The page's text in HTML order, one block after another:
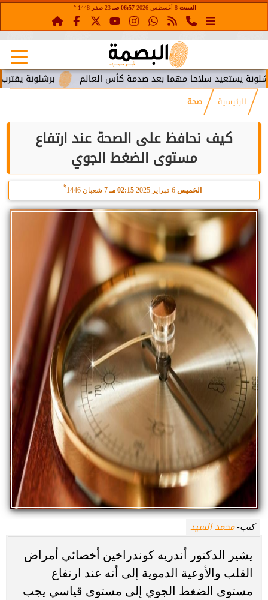
السبت 8 أغسطس 2026 06:57 صـ 23 صفر 1448 هـ
برشلونة يقترب من سلاحا مهما بعد صدمة كأس العالم
الرئيسية صحة
كيف نحافظ على الصحة عند ارتفاع
مستوى الضغط الجوي
الخميس 02:15 مـ 7 شعبان 1446
هـ
كتب-محمد السيد
يشير الدكتور أندريه كوندراخين أخصائي أمراض
القلب والأوعية الدموية إلى أنه عند ارتفاع
مستوى الضغط الجوي إلى مستوى قياسي يجب